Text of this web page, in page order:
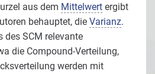
aus dem Mittelwert ergibt
behauptet, die Varianz.
des SCM relevante
die Compound-Verteilung,
werden mit